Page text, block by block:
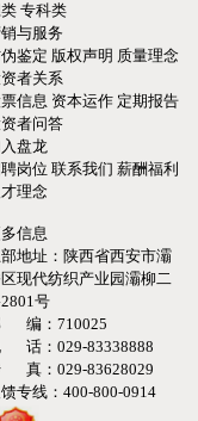
专科类
与服务
鉴定 版权声明 质量理念
者关系
信息 资本运作 定期报告
者问答
盘龙
岗位 联系我们 薪酬福利
才理念
信息
地址： 陕西省西安市灞
现代纺织产业园灞柳二
号
编： 710025
话： 029-83338888
真： 029-83628029
专线： 400-800-0914